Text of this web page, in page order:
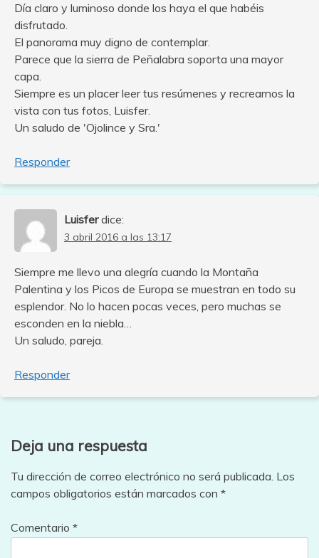
Día claro y luminoso donde los haya el que habéis
disfrutado.
El panorama muy digno de contemplar.
Parece que la sierra de Peñalabra soporta una mayor
capa.
Siempre es un placer leer tus resúmenes y recrearnos la
vista con tus fotos, Luisfer.
Un saludo de 'Ojolince y Sra.'
Responder
Luisfer dice:
3 abril 2016 a las 13:17
Siempre me llevo una alegría cuando la Montaña
Palentina y los Picos de Europa se muestran en todo su
esplendor. No lo hacen pocas veces, pero muchas se
esconden en la niebla…
Un saludo, pareja.
Responder
Deja una respuesta
Tu dirección de correo electrónico no será publicada. Los
campos obligatorios están marcados con *
Comentario *